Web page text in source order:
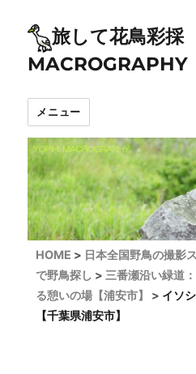
旅して花鳥彩採
MACROGRAPHY
メニュー
HOME 日本全国野鳥の撮影
で野鳥探し
三番瀬沿い緑道
る憩いの場【浦安市】
イソ
【千葉県浦安市】